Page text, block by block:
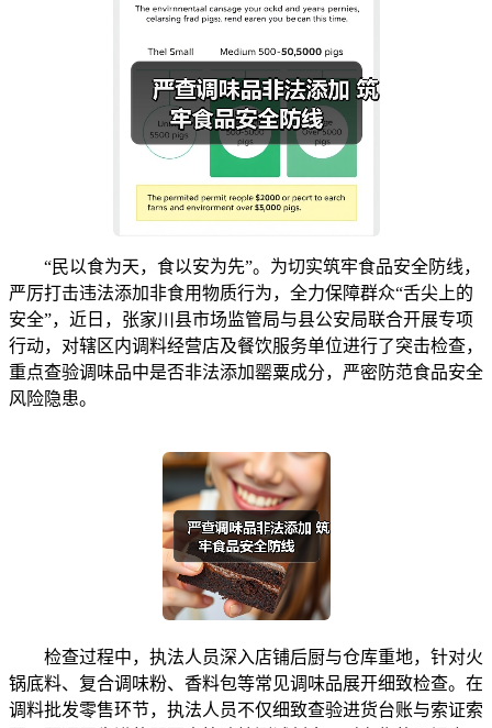
“民以食为天，食以安为先”。为切实筑牢食品安全防线，
严厉打击违法添加非食用物质行为，全力保障群众“舌尖上的
安全”，近日，张家川县市场监管局与县公安局联合开展专项
行动，对辖区内调料经营店及餐饮服务单位进行了突击检查，
重点查验调味品中是否非法添加罂粟成分，严密防范食品安全
风险隐患。
检查过程中，执法人员深入店铺后厨与仓库重地，针对火
锅底料、复合调味粉、香料包等常见调味品展开细致检查。在
调料批发零售环节，执法人员不仅细致查验进货台账与索证索